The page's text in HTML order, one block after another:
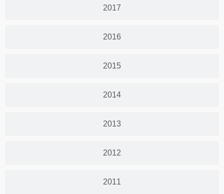
2017
2016
2015
2014
2013
2012
2011